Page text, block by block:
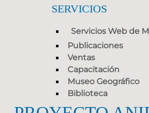
SERVICIOS
Servicios Web de
Publicaciones
Ventas
Capacitación
Museo Geográfico
Biblioteca